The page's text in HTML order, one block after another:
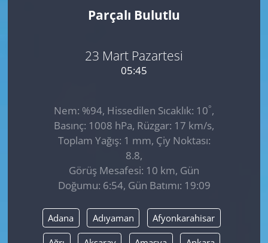
Parçalı Bulutlu
23 Mart Pazartesi
05:45
Nem: %94, Hissedilen Sıcaklık: 10°,
Basınç: 1008 hPa, Rüzgar: 17 km/s,
Toplam Yağış: 1 mm, Çiy Noktası:
8.8,
Görüş Mesafesi: 10 km, Gün
Doğumu: 6:54, Gün Batımı: 19:09
Adana Adıyaman Afyonkarahisar
SAĞLIK
SİYASET